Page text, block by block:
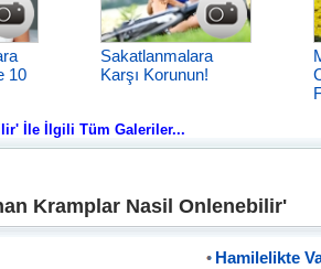
10
Sakatlanmalara
Karşı Korunun!
İle İlgili Tüm Galeriler...
Kramplar Nasil Onlenebilir'
Hamilelikte